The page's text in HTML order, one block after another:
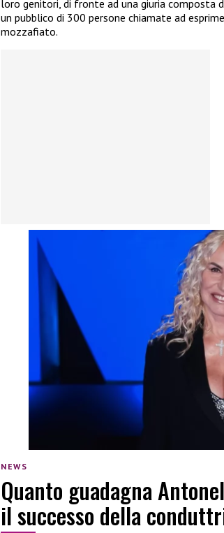
loro genitori, di fronte ad una giuria composta
un pubblico di 300 persone chiamate ad
mozzafiato.
NEWS
Quanto guadagna
il successo della